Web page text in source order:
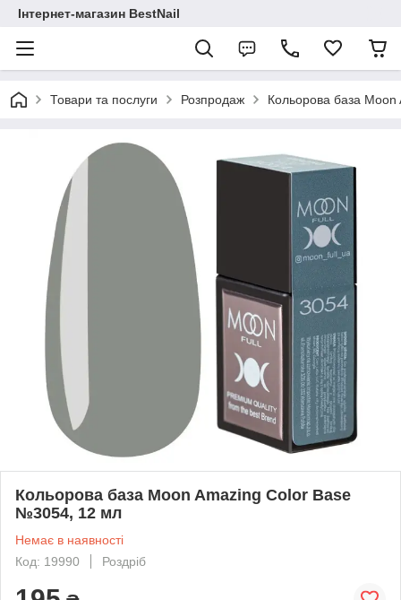
Інтернет-магазин BestNail
Товари та послуги Розпродаж Кольорова база
Кольорова база Moon Amazing Color Base
№3054, 12 мл
Немає в наявності
Код: 19990
Роздріб